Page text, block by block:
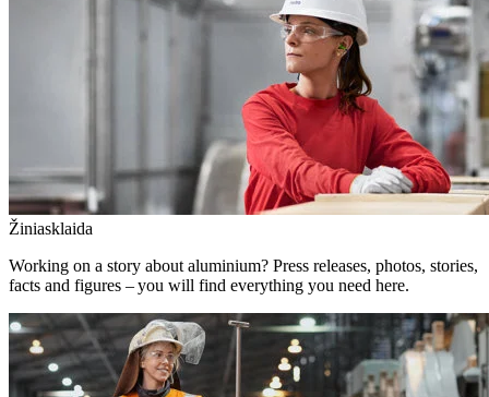
Žiniasklaida
Working on a story about aluminium? Press releases, photos, stories,
facts and figures – you will find everything you need here.